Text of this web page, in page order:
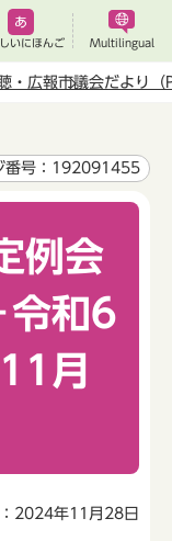
いにほんご Multilingual
・広報市議会だより（
番号：192091455
例会
令和6
月
2024年11月28日